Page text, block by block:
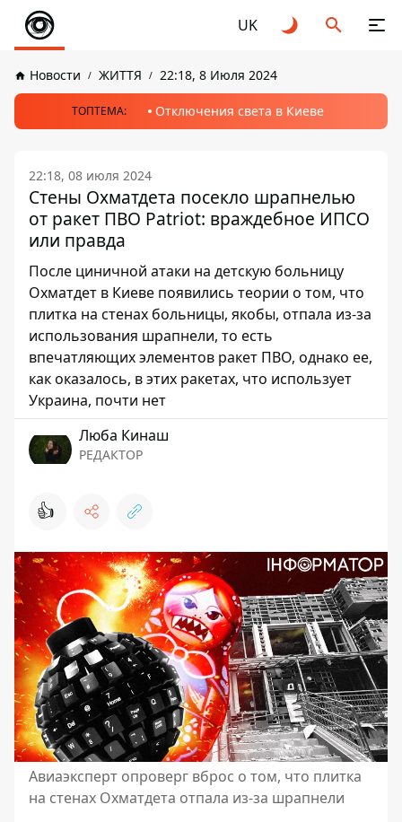
UK
Новости ЖИТТЯ 22:18, 8 Июля 2024
ТОПТЕМА: Отключения света в Киеве
22:18, 08 июля 2024
Стены Охматдета посекло шрапнелью
от ракет ПВО Patriot: враждебное ИПСО
или правда
После циничной атаки на детскую больницу
Охматдет в Киеве появились теории о том, что
плитка на стенах больницы, якобы, отпала из-за
использования шрапнели, то есть
впечатляющих элементов ракет ПВО, однако ее,
как оказалось, в этих ракетах, что использует
Украина, почти нет
Люба Кинаш
РЕДАКТОР
👍
Авиаэксперт опроверг вброс о том, что плитка
на стенах Охматдета отпала из-за шрапнели